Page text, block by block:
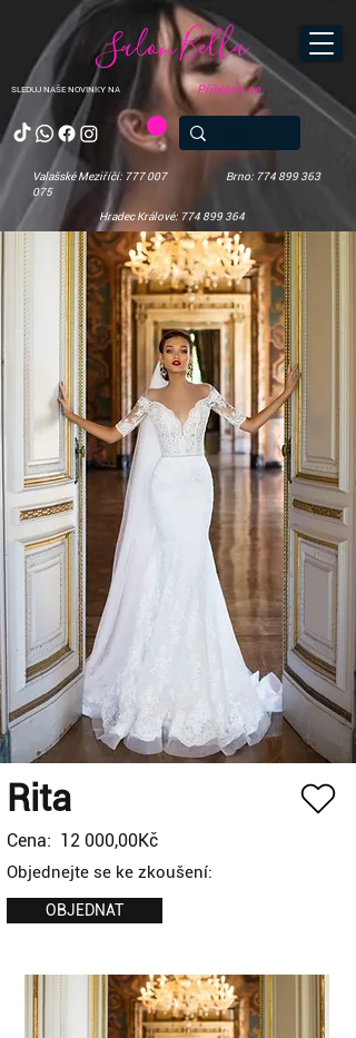
SLEDUJ NAŠE NOVINKY NA
Salon Bella
Valašské Meziříčí: 777 007
075
Brno: 774 899 363
Hradec Králové: 774 899 364
Přihlásit se
Rita
Cena: 12 000,00Kč
Objednejte se ke zkoušení:
OBJEDNAT